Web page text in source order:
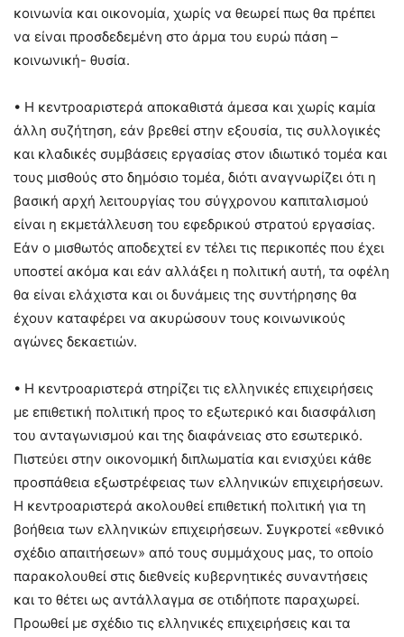
κοινωνία και οικονομία, χωρίς να θεωρεί πως θα πρέπει
να είναι προσδεδεμένη στο άρμα του ευρώ πάση –
κοινωνική- θυσία.
• Η κεντροαριστερά αποκαθιστά άμεσα και χωρίς καμία
άλλη συζήτηση, εάν βρεθεί στην εξουσία, τις συλλογικές
και κλαδικές συμβάσεις εργασίας στον ιδιωτικό τομέα και
τους μισθούς στο δημόσιο τομέα, διότι αναγνωρίζει ότι η
βασική αρχή λειτουργίας του σύγχρονου καπιταλισμού
είναι η εκμετάλλευση του εφεδρικού στρατού εργασίας.
Εάν ο μισθωτός αποδεχτεί εν τέλει τις περικοπές που έχει
υποστεί ακόμα και εάν αλλάξει η πολιτική αυτή, τα οφέλη
θα είναι ελάχιστα και οι δυνάμεις της συντήρησης θα
έχουν καταφέρει να ακυρώσουν τους κοινωνικούς
αγώνες δεκαετιών.
• Η κεντροαριστερά στηρίζει τις ελληνικές επιχειρήσεις
με επιθετική πολιτική προς το εξωτερικό και διασφάλιση
του ανταγωνισμού και της διαφάνειας στο εσωτερικό.
Πιστεύει στην οικονομική διπλωματία και ενισχύει κάθε
προσπάθεια εξωστρέφειας των ελληνικών επιχειρήσεων.
Η κεντροαριστερά ακολουθεί επιθετική πολιτική για τη
βοήθεια των ελληνικών επιχειρήσεων. Συγκροτεί «εθνικό
σχέδιο απαιτήσεων» από τους συμμάχους μας, το οποίο
παρακολουθεί στις διεθνείς κυβερνητικές συναντήσεις
και το θέτει ως αντάλλαγμα σε οτιδήποτε παραχωρεί.
Προωθεί με σχέδιο τις ελληνικές επιχειρήσεις και τα